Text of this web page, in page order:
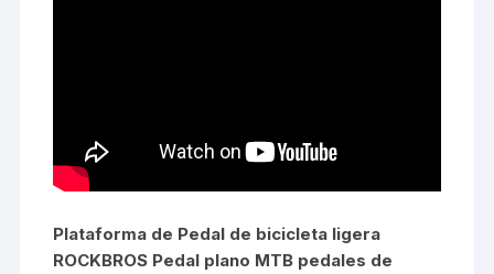
Plataforma de Pedal de bicicleta ligera
ROCKBROS Pedal plano MTB pedales de